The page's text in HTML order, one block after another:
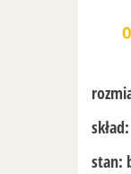
skład:
stan: